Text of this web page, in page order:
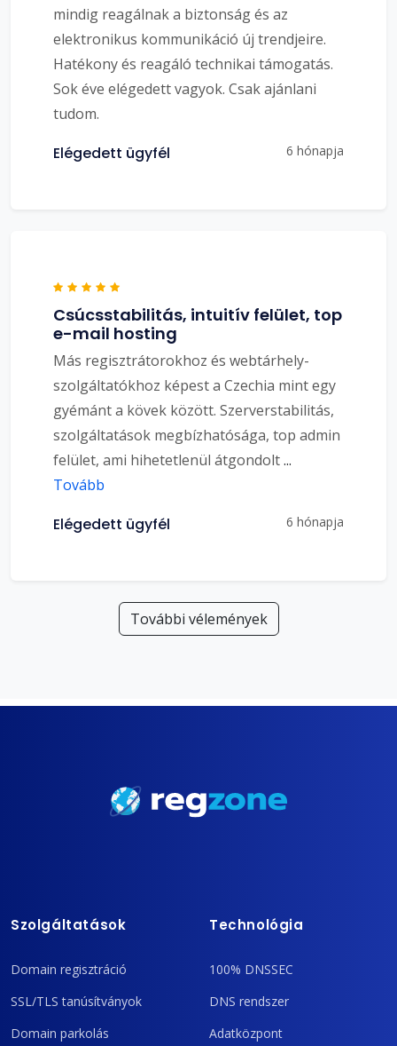
mindig reagálnak a biztonság és az
elektronikus kommunikáció új trendjeire.
Hatékony és reagáló technikai támogatás.
Sok éve elégedett vagyok. Csak ajánlani
tudom.
Elégedett ügyfél 6 hónapja
Csúcsstabilitás, intuitív felület, top
e-mail hosting
Más regisztrátorokhoz és webtárhely-
szolgáltatókhoz képest a Czechia mint egy
gyémánt a kövek között. Szerverstabilitás,
szolgáltatások megbízhatósága, top admin
felület, ami hihetetlenül átgondolt...
Tovább
Elégedett ügyfél 6 hónapja
További vélemények
Szolgáltatások
Domain regisztráció
SSL/TLS tanúsítványok
Domain parkolás
Technológia
100% DNSSEC
DNS rendszer
Adatközpont